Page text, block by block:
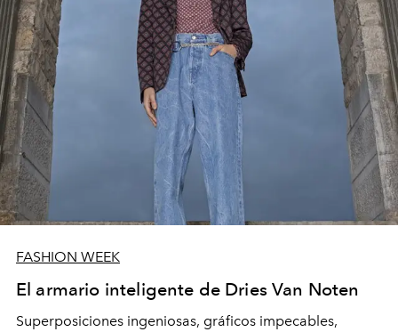
FASHION WEEK
El armario inteligente de Dries Van Noten
Superposiciones ingeniosas, gráficos impecables,